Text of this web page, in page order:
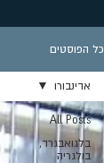
כל הפוסטים
All Posts
בלגואבגרד,
בולגריה
אדינבורו